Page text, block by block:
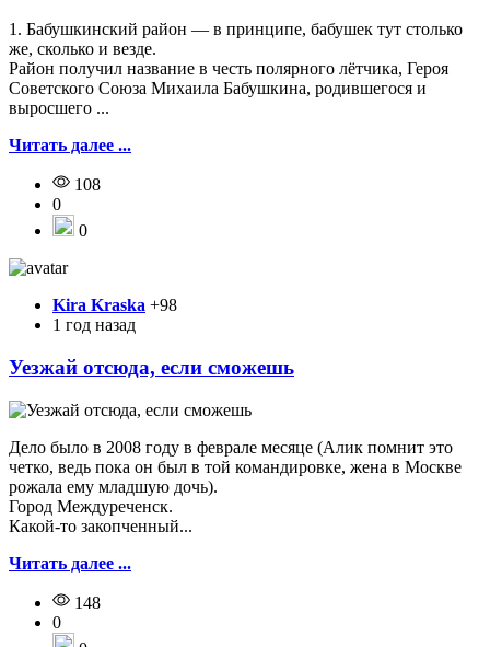
1. Бабушкинский район — в принципе, бабушек тут столько
же, сколько и везде.
Район получил название в честь полярного лётчика, Героя
Советского Союза Михаила Бабушкина, родившегося и
выросшего ...
Читать далее ...
108
0
0
Kira Kraska +98
1 год назад
Уезжай отсюда, если сможешь
Дело было в 2008 году в феврале месяце (Алик помнит это
четко, ведь пока он был в той командировке, жена в Москве
рожала ему младшую дочь).
Город Междуреченск.
Какой-то закопченный...
Читать далее ...
148
0